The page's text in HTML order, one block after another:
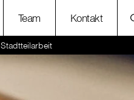
Team Kontakt
Stadtteilarbeit